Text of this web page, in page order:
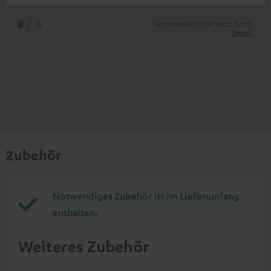
Zubehör
Notwendiges Zubehör ist im Lieferumfang
enthalten.
Weiteres Zubehör